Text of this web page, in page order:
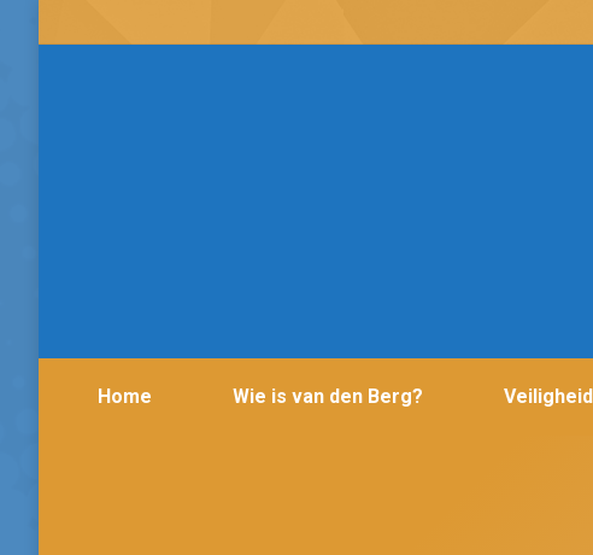
Home Wie is van den Berg?